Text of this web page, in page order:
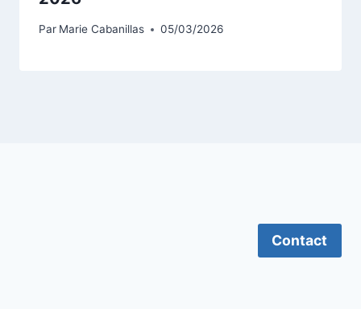
Par Marie Cabanillas 05/03/2026
Contact